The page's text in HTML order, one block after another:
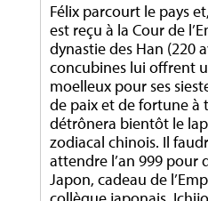
Félix parcourt le pays
est reçu à la Cour de
dynastie des Han (220
concubines lui offrent
moelleux pour ses
de paix et de fortune à
détrônera bientôt le
zodiacal chinois. Il
attendre l’an 999 pour
Japon, cadeau de